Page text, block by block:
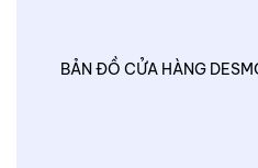
BẢN ĐỒ CỬA HÀNG